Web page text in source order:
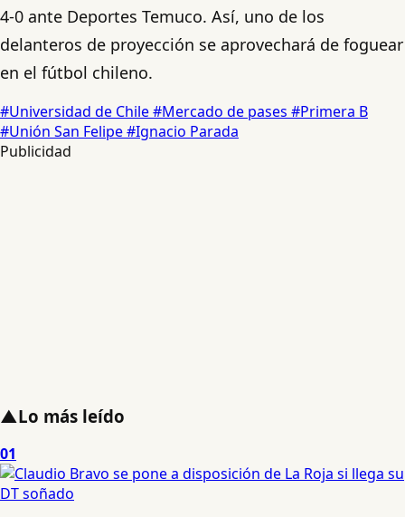
4-0 ante Deportes Temuco. Así, uno de los
delanteros de proyección se aprovechará de foguear
en el fútbol chileno.
#Universidad de Chile#Mercado de pases #Primera B
#Unión San Felipe#Ignacio Parada
Publicidad
▲Lo más leído
01